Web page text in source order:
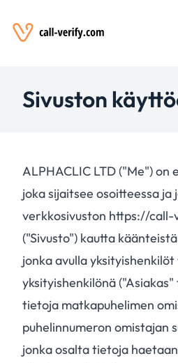
Sivuston
ALPHACLIC LTD ("Me")
joka sijaitsee osoitteessa ja
verkkosivuston https://
("Sivusto") kautta
jonka avulla
yksityishenkilönä ("Asiakas"
tietoja matkapuhelimen
puhelinnumeron omistajan
jonka osalta tietoja